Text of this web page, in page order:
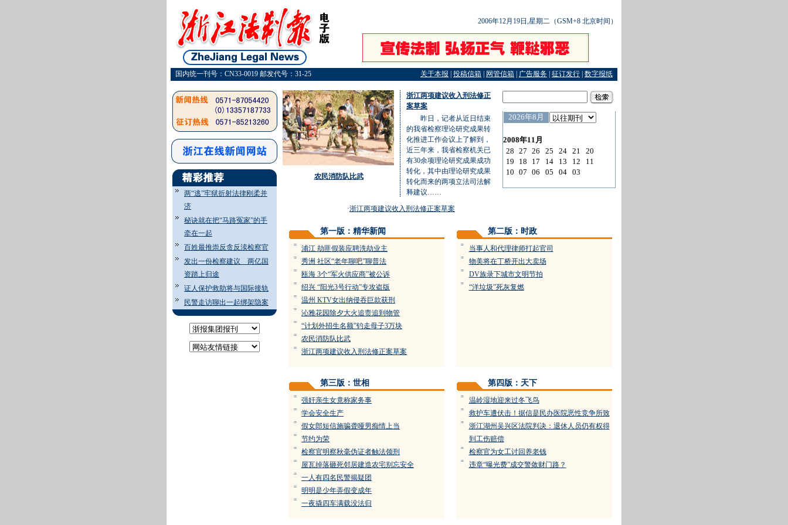
2006年12月19日,星期二（GSM+8 北京时间）
国内统一刊号：CN33-0019 邮发代号：31-25 关于本报 投稿信箱 网管信箱 广告服务 征订发行 数字报纸
两“逃”牢狱折射法律刚柔并
济
秘诀就在把“马路冤家”的手
牵在一起
百姓最推崇反贪反渎检察官
发出一份检察建议 两亿国
资踏上归途
证人保护救助将与国际接轨
民警走访聊出一起绑架隐案
农民消防队比武
浙江两项建议收入刑法修正
案草案
昨日，记者从近日结束
的我省检察理论研究成果转
化推进工作会议上了解到，
近三年来，我省检察机关已
有30余项理论研究成果成功
转化，其中由理论研究成果
转化而来的两项立法司法解
释建议……
浙江两项建议收入刑法修正案草案
第一版：精华新闻
= 浦江 劫匪假装应聘洗劫业主
= 秀洲 社区“老年聊吧”聊普法
= 瓯海 3个“军火供应商”被公诉
= 绍兴 “阳光3号行动”专攻盗版
= 温州 KTV女出纳侵吞巨款获刑
= 沁雅花园除夕大火追责追到物管
= “计划外招生名额”钓走母子3万块
= 农民消防队比武
= 浙江两项建议收入刑法修正案草案
第二版：时政
= 当事人和代理律师打起官司
= 物美将在丁桥开出大卖场
= DV族录下城市文明节拍
= “洋垃圾”死灰复燃
第三版：世相
= 强奸亲生女竟称家务事
= 学会安全生产
= 假女郎短信施骗聋哑男痴情上当
= 节约为荣
= 检察官明察秋毫伪证者触法领刑
= 屋瓦掉落砸死邻居建造农宅别忘安全
= 一人有四名民警揭疑团
= 明明是少年弄假变成年
= 一夜撬四车满载没法归
第四版：天下
= 温岭湿地迎来过冬飞鸟
= 救护车遭伏击！据信是民办医院恶性竞争所致
=
浙江湖州吴兴区法院判决：退休人员仍有权得
到工伤赔偿
= 检察官为女工讨回养老钱
= 违章“曝光费”成交警敛财门路？